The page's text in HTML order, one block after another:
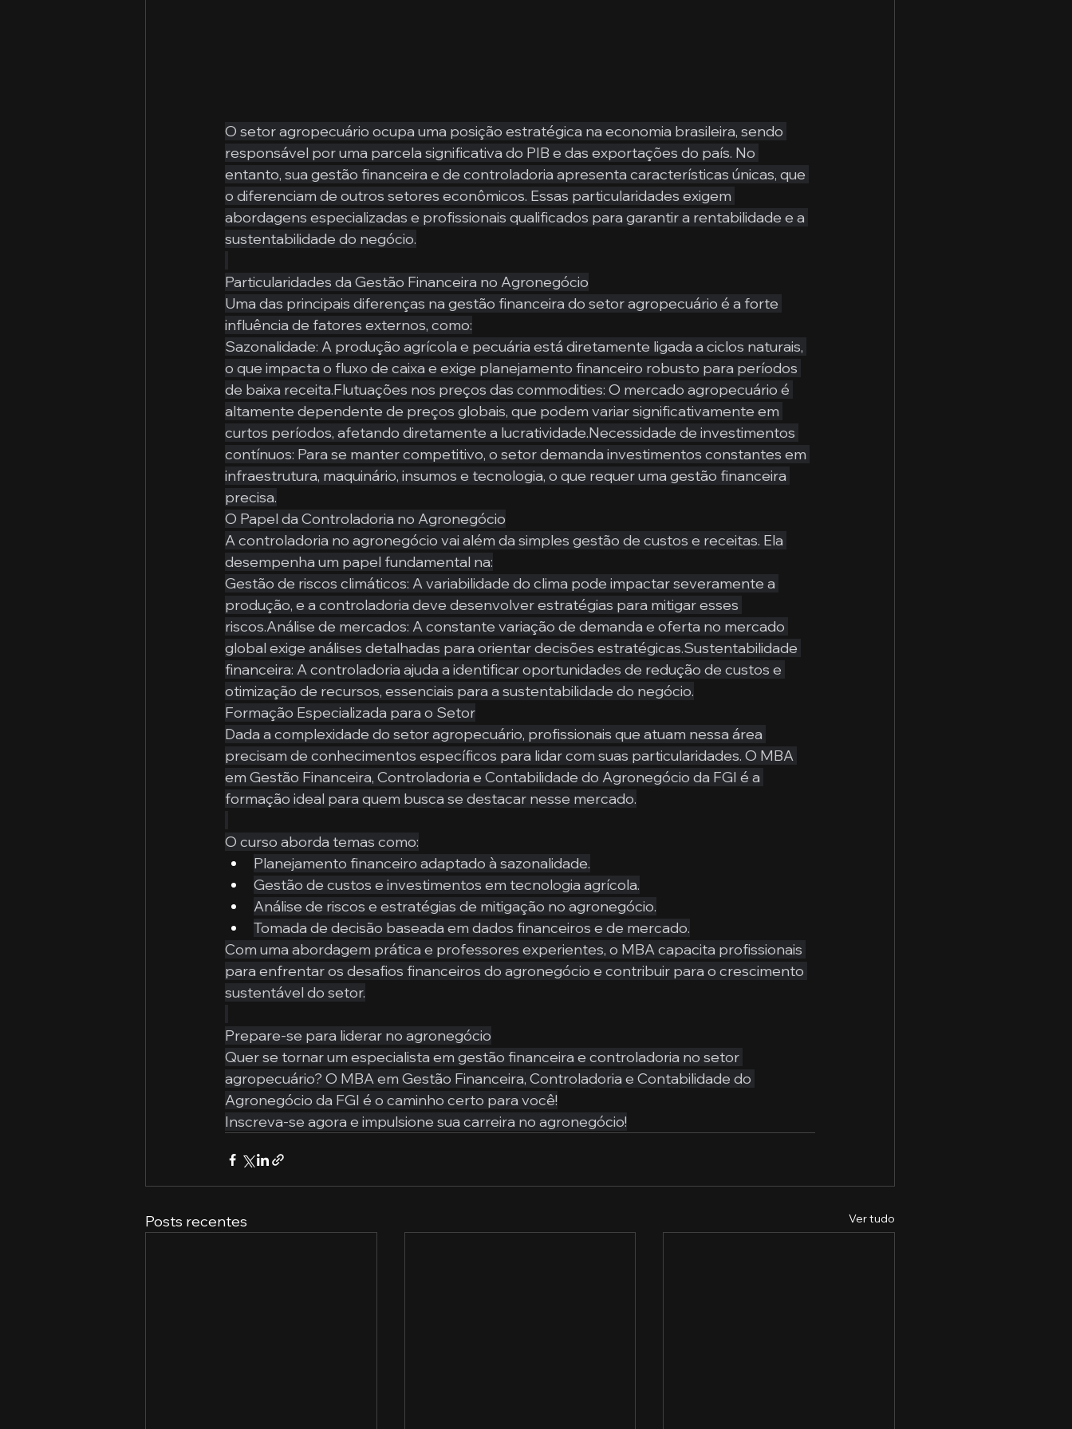
O setor agropecuário ocupa uma posição estratégica na economia brasileira, sendo
responsável por uma parcela significativa do PIB e das exportações do país. No
entanto, sua gestão financeira e de controladoria apresenta características únicas, que
o diferenciam de outros setores econômicos. Essas particularidades exigem
abordagens especializadas e profissionais qualificados para garantir a rentabilidade e a
sustentabilidade do negócio.
Particularidades da Gestão Financeira no Agronegócio
Uma das principais diferenças na gestão financeira do setor agropecuário é a forte
influência de fatores externos, como:
Sazonalidade: A produção agrícola e pecuária está diretamente ligada a ciclos naturais,
o que impacta o fluxo de caixa e exige planejamento financeiro robusto para períodos
de baixa receita.Flutuações nos preços das commodities: O mercado agropecuário é
altamente dependente de preços globais, que podem variar significativamente em
curtos períodos, afetando diretamente a lucratividade.Necessidade de investimentos
contínuos: Para se manter competitivo, o setor demanda investimentos constantes em
infraestrutura, maquinário, insumos e tecnologia, o que requer uma gestão financeira
precisa.
O Papel da Controladoria no Agronegócio
A controladoria no agronegócio vai além da simples gestão de custos e receitas. Ela
desempenha um papel fundamental na:
Gestão de riscos climáticos: A variabilidade do clima pode impactar severamente a
produção, e a controladoria deve desenvolver estratégias para mitigar esses
riscos.Análise de mercados: A constante variação de demanda e oferta no mercado
global exige análises detalhadas para orientar decisões estratégicas.Sustentabilidade
financeira: A controladoria ajuda a identificar oportunidades de redução de custos e
otimização de recursos, essenciais para a sustentabilidade do negócio.
Formação Especializada para o Setor
Dada a complexidade do setor agropecuário, profissionais que atuam nessa área
precisam de conhecimentos específicos para lidar com suas particularidades. O MBA
em Gestão Financeira, Controladoria e Contabilidade do Agronegócio da FGI é a
formação ideal para quem busca se destacar nesse mercado.
O curso aborda temas como:
Planejamento financeiro adaptado à sazonalidade.
Gestão de custos e investimentos em tecnologia agrícola.
Análise de riscos e estratégias de mitigação no agronegócio.
Tomada de decisão baseada em dados financeiros e de mercado.
Com uma abordagem prática e professores experientes, o MBA capacita profissionais
para enfrentar os desafios financeiros do agronegócio e contribuir para o crescimento
sustentável do setor.
Prepare-se para liderar no agronegócio
Quer se tornar um especialista em gestão financeira e controladoria no setor
agropecuário? O MBA em Gestão Financeira, Controladoria e Contabilidade do
Agronegócio da FGI é o caminho certo para você!
Inscreva-se agora e impulsione sua carreira no agronegócio!
Posts recentes Ver tudo